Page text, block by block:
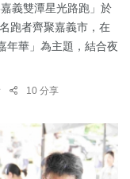
義雙潭星光路跑」於
跑者齊聚嘉義市，在
年華」為主題，結合夜
10 分享